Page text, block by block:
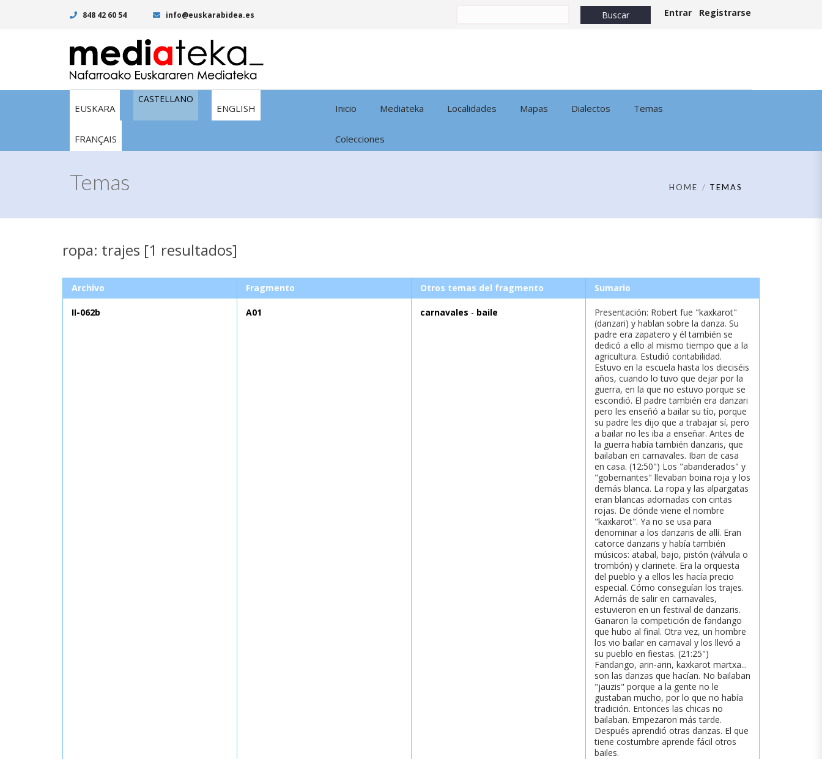
848 42 60 54 info@euskarabidea.es Entrar Registrarse
EUSKARA
CASTELLANO
ENGLISH
FRANÇAIS
Inicio Mediateka Localidades Mapas Dialectos Temas
Colecciones
Temas HOME TEMAS
ropa: trajes [1 resultados]
Archivo Fragmento Otros temas del fragmento Sumario
II-062b A01 carnavales - baile
Presentación: Robert fue "kaxkarot"
(danzari) y hablan sobre la danza. Su
padre era zapatero y él también se
dedicó a ello al mismo tiempo que a la
agricultura. Estudió contabilidad.
Estuvo en la escuela hasta los dieciséis
años, cuando lo tuvo que dejar por la
guerra, en la que no estuvo porque se
escondió. El padre también era danzari
pero les enseñó a bailar su tío, porque
su padre les dijo que a trabajar sí, pero
a bailar no les iba a enseñar. Antes de
la guerra había también danzaris, que
bailaban en carnavales. Iban de casa
en casa. (12:50") Los "abanderados" y
"gobernantes" llevaban boina roja y los
demás blanca. La ropa y las alpargatas
eran blancas adornadas con cintas
rojas. De dónde viene el nombre
"kaxkarot". Ya no se usa para
denominar a los danzaris de allí. Eran
catorce danzaris y había también
músicos: atabal, bajo, pistón (válvula o
trombón) y clarinete. Era la orquesta
del pueblo y a ellos les hacía precio
especial. Cómo conseguían los trajes.
Además de salir en carnavales,
estuvieron en un festival de danzaris.
Ganaron la competición de fandango
que hubo al final. Otra vez, un hombre
los vio bailar en carnaval y los llevó a
su pueblo en fiestas. (21:25")
Fandango, arin-arin, kaxkarot martxa...
son las danzas que hacían. No bailaban
"jauzis" porque a la gente no le
gustaban mucho, por lo que no había
tradición. Entonces las chicas no
bailaban. Empezaron más tarde.
Después aprendió otras danzas. El que
tiene costumbre aprende fácil otros
bailes.